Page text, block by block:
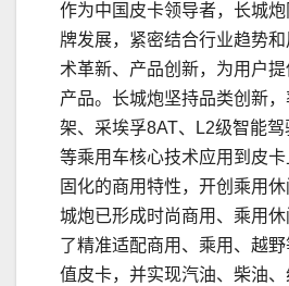
作为中国皮卡领导者，长城
牌发展，紧密结合行业趋势
术革新、产品创新，为用户
产品。长城炮坚持品类创新
架、采埃孚8AT、L2级智能
等乘用车核心技术应用到皮
固化的商用特性，开创乘用
城炮已形成时尚商用、乘用
了精准适配商用、乘用、越
值皮卡，并实现汽油、柴油